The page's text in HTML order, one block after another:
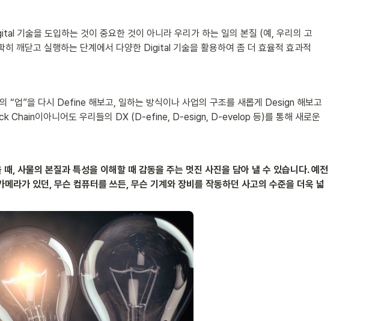
기술을 도입하는 것이 중요한 것이 아니라 우리가 하는 일의 본질 (예, 우리의 고
깨닫고 실행하는 단계에서 다양한 Digital 기술을 활용하여 좀 더 효율적 효과적
“업”을 다시 Define 해보고, 일하는 방식이나 사업의 구조를 새롭게 Design 해보고
Chain이아니어도 우리들의 DX (D-efine, D-esign, D-evelop 등)를 통해 새로운
, 사물의 본질과 특성을 이해할 때 감동을 주는 멋진 사진을 담아 낼 수 있습니다. 예전
라가 있던, 무슨 컴퓨터를 쓰든, 무슨 기계와 장비를 작동하던 사고의 수준을 더욱 넓